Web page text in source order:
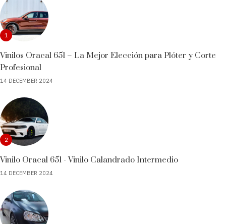
1
Vinilos Oracal 651 – La Mejor Elección para Plóter y Corte
Profesional
14 DECEMBER 2024
2
Vinilo Oracal 651 - Vinilo Calandrado Intermedio
14 DECEMBER 2024